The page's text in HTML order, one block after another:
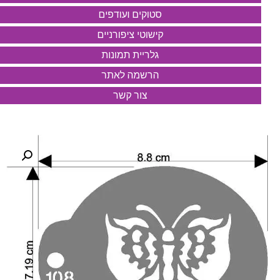
סטוקים ועודפים
קישוטי ציפורניים
גלריית תמונות
הרשמה לאתר
צור קשר